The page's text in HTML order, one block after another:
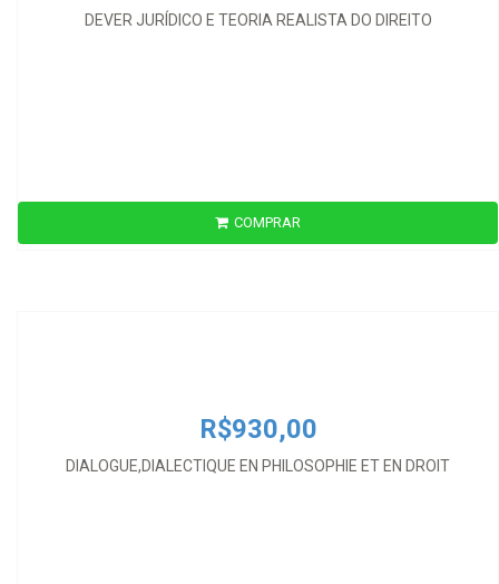
DEVER JURÍDICO E TEORIA REALISTA DO DIREITO
COMPRAR
R$930,00
DIALOGUE,DIALECTIQUE EN PHILOSOPHIE ET EN DROIT
R$930,00